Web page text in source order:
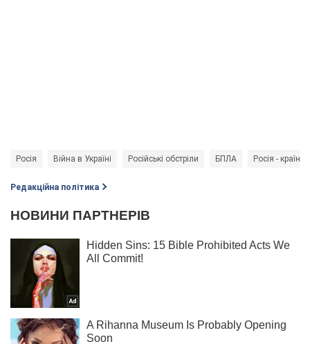
Росія Війна в Україні Російські обстріли БПЛА Росія -
Редакційна політика